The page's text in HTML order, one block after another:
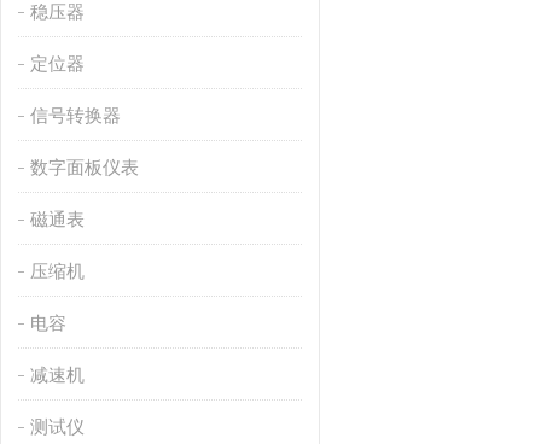
稳压器
定位器
信号转换器
数字面板仪表
磁通表
压缩机
电容
减速机
测试仪